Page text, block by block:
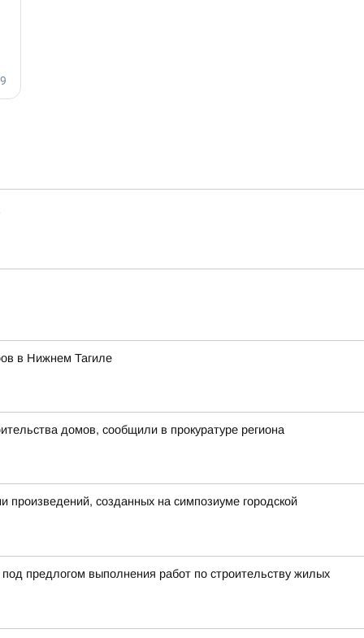
в Нижнем Тагиле
домов, сообщили в прокуратуре региона
произведений, созданных на симпозиуме городской
предлогом выполнения работ по строительству жилых